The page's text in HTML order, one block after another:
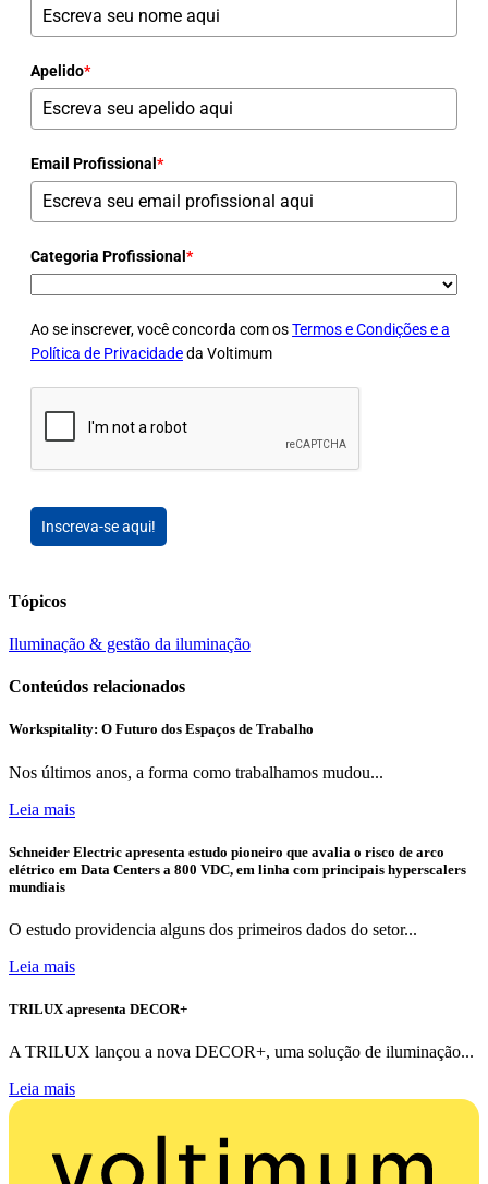
Apelido*
Email Profissional *
Categoria Profissional *
Ao se inscrever, você concorda com osTermos e Condições e a
Política de Privacidadeda Voltimum
Inscreva-se aqui!
Tópicos
Iluminação & gestão da iluminação
Conteúdos relacionados
Workspitality: O Futuro dos Espaços de Trabalho
Nos últimos anos, a forma como trabalhamos mudou...
Leia mais
Schneider Electric apresenta estudo pioneiro que avalia o risco de arco
elétrico em Data Centers a 800 VDC, em linha com principais hyperscalers
mundiais
O estudo providencia alguns dos primeiros dados do setor...
Leia mais
TRILUX apresenta DECOR+
A TRILUX lançou a nova DECOR+, uma solução de iluminação...
Leia mais